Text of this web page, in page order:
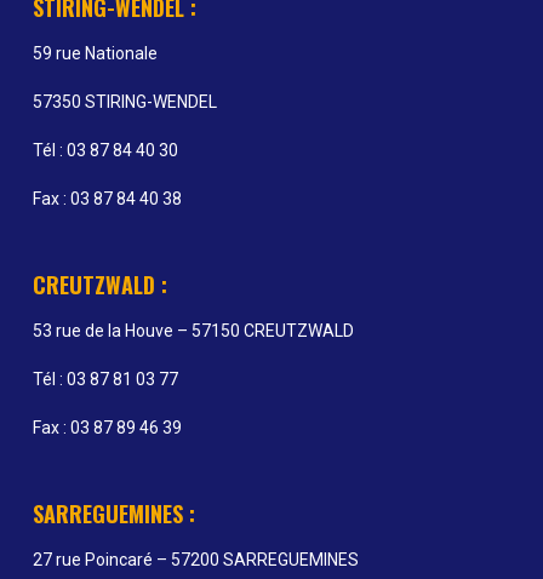
STIRING-WENDEL :
59 rue Nationale
57350 STIRING-WENDEL
Tél : 03 87 84 40 30
Fax : 03 87 84 40 38
CREUTZWALD :
53 rue de la Houve – 57150 CREUTZWALD
Tél : 03 87 81 03 77
Fax : 03 87 89 46 39
SARREGUEMINES :
27 rue Poincaré – 57200 SARREGUEMINES